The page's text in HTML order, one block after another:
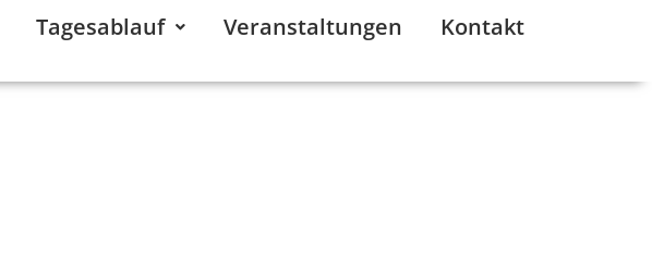
Tagesablauf Veranstaltungen Kontakt